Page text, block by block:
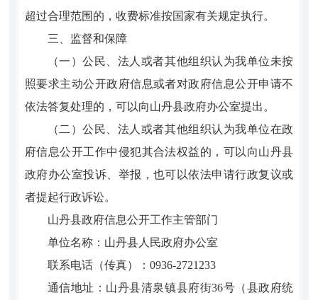
超过合理范围的，收费标准按国家有关规定执行。
三、监督和保障
（一）公民、法人或者其他组织认为我单位未按
照要求主动公开政府信息或者对政府信息公开申请不
依法答复处理的，可以向山丹县政府办公室提出。
（二）公民、法人或者其他组织认为我单位在政
府信息公开工作中侵犯其合法权益的，可以向山丹县
政府办公室投诉、举报，也可以依法申请行政复议或
者提起行政诉讼。
山丹县政府信息公开工作主管部门
单位名称：山丹县人民政府办公室
联系电话（传真）：0936-2721233
通信地址： 山丹县清泉镇县府街36号（县政府统